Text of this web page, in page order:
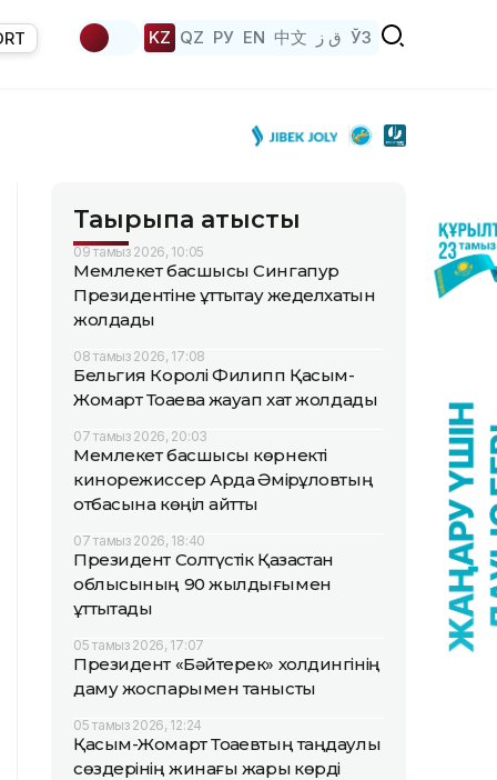
KZ QZ РУ EN 中文 ق ز ЎЗ
Тақырыпқа қатысты
09 тамыз 2026, 10:05
Мемлекет басшысы Сингапур
Президентіне құттықтау жеделхатын
жолдады
08 тамыз 2026, 17:08
Бельгия Королі Филипп Қасым-
Жомарт Тоқаевқа жауап хат жолдады
07 тамыз 2026, 20:03
Мемлекет басшысы көрнекті
кинорежиссер Ардақ Әмірқұловтың
отбасына көңіл айтты
07 тамыз 2026, 18:40
Президент Солтүстік Қазақстан
облысының 90 жылдығымен
құттықтады
05 тамыз 2026, 17:07
Президент «Бәйтерек» холдингінің
даму жоспарымен танысты
05 тамыз 2026, 12:24
Қасым-Жомарт Тоқаевтың таңдаулы
сөздерінің жинағы жарық көрді